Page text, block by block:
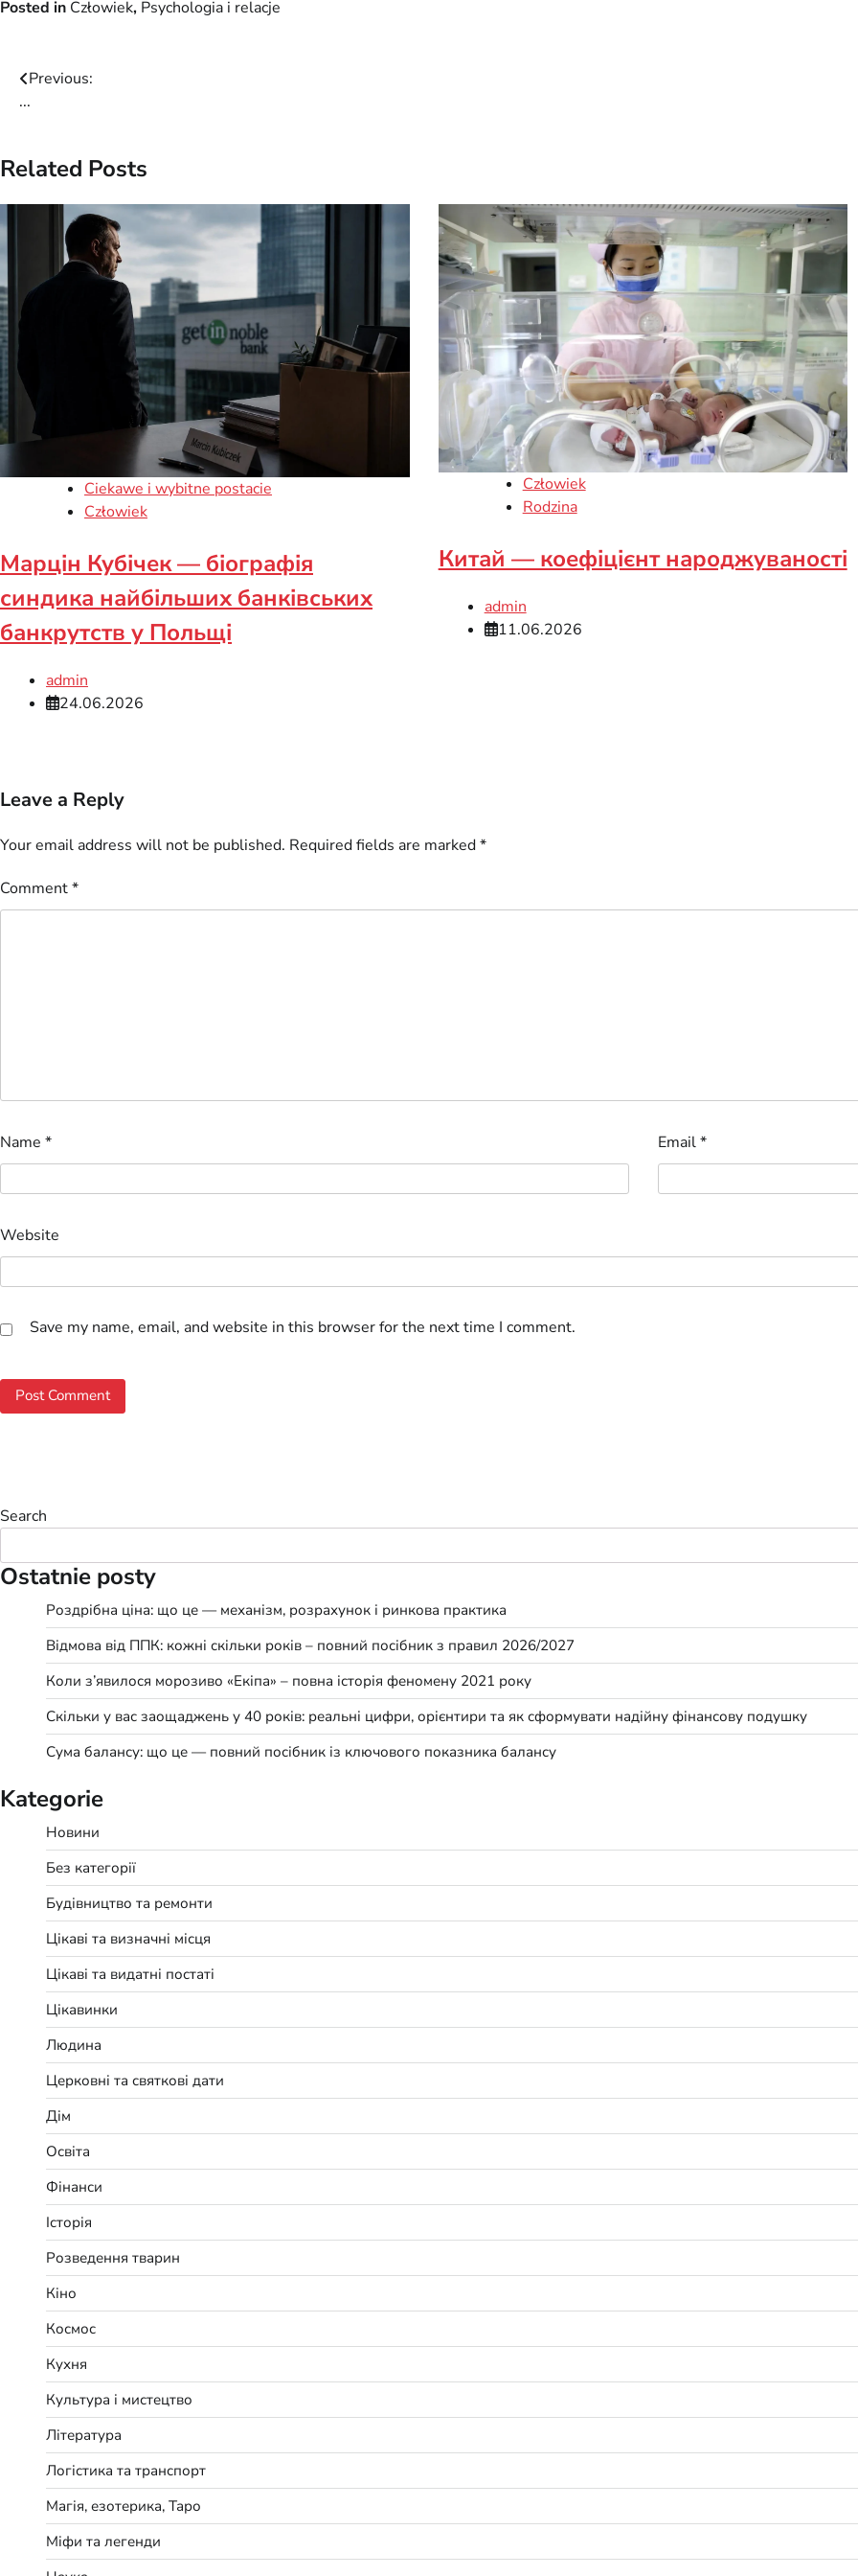
Posted in Człowiek, Psychologia i relacje
Post
Previous:
...
Related Posts
Ciekawe i wybitne postacie
Człowiek
Марцін Кубічек — біографія
синдика найбільших банківських
банкрутств у Польщі
admin
24.06.2026
Człowiek
Rodzina
Китай — коефіцієнт народжуваності
admin
11.06.2026
Leave a Reply
Your email address will not be published. Required fields are marked*
Comment*
Name * Email*
Website
Save my name, email, and website in this browser for the next time I comment.
Search
Ostatnie posty
Роздрібна ціна: що це — механізм, розрахунок і ринкова практика
Відмова від ППК: кожні скільки років – повний посібник з правил 2026/2027
Коли з’явилося морозиво «Екіпа» – повна історія феномену 2021 року
Скільки у вас заощаджень у 40 років: реальні цифри, орієнтири та як сформувати надійну фінансову подушку
Сума балансу: що це — повний посібник із ключового показника балансу
Kategorie
Новини
Без категорії
Будівництво та ремонти
Цікаві та визначні місця
Цікаві та видатні постаті
Цікавинки
Людина
Церковні та святкові дати
Дім
Освіта
Фінанси
Історія
Розведення тварин
Кіно
Космос
Кухня
Культура і мистецтво
Література
Логістика та транспорт
Магія, езотерика, Таро
Міфи та легенди